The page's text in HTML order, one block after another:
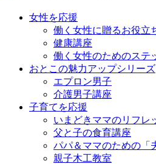
女性を応援
働く女性に贈るお役立
健康講座
働く女性のためのステ
おとこの魅力アップシリーズ
エプロン男子
介護男子講座
子育てを応援
いまどきママのリフレ
父と子の食育講座
パパ＆ママのための「
親子木工教室